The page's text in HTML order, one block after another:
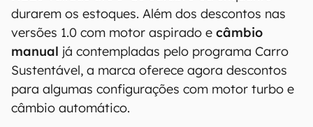
durarem os estoques. Além dos descontos nas
versões 1.0 com motor aspirado e câmbio
manual já contempladas pelo programa Carro
Sustentável, a marca oferece agora descontos
para algumas configurações com motor turbo e
câmbio automático.